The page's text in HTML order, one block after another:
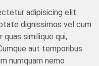
adipisicing elit.
dignissimos vel cum
similique qui,
aut temporibus
numquam nemo